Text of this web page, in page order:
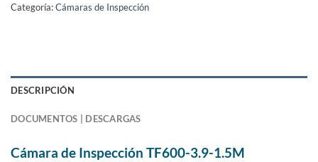
Categoría:Cámaras de Inspección
DESCRIPCIÓN
DOCUMENTOS | DESCARGAS
Cámara de Inspección TF600-3.9-1.5M